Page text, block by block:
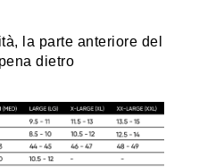
la parte anteriore del
dietro